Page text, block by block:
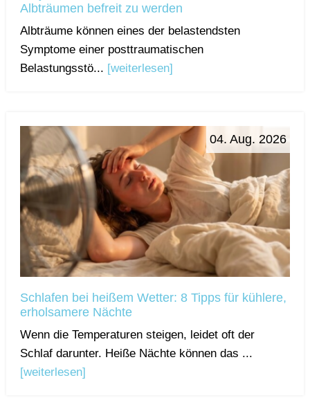
Albträumen befreit zu werden
Albträume können eines der belastendsten
Symptome einer posttraumatischen
Belastungsstö... [weiterlesen]
04. Aug. 2026
Schlafen bei heißem Wetter: 8 Tipps für kühlere,
erholsamere Nächte
Wenn die Temperaturen steigen, leidet oft der
Schlaf darunter. Heiße Nächte können das ...
[weiterlesen]